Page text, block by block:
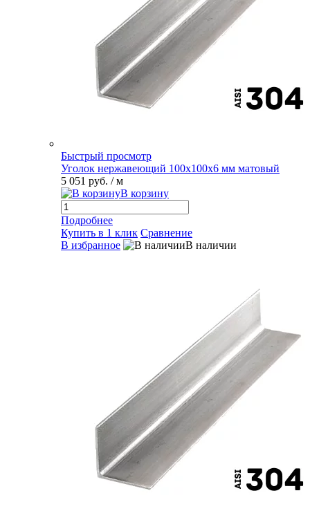
Быстрый просмотр
Уголок нержавеющий 100х100х6 мм матовый
5 051 руб. / м
В корзину
Подробнее
Купить в 1 клик Сравнение
В избранное
В наличии